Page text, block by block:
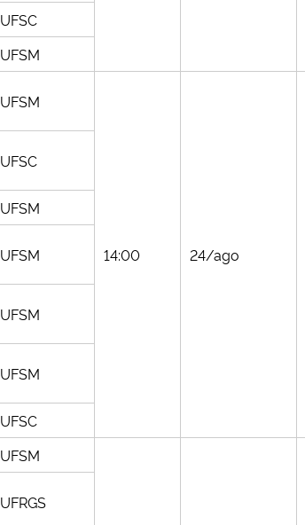
UFSC
UFSM
UFSM
14:00 24/ago
UFSC
UFSM
UFSM
UFSM
UFSM
UFSC
UFSM
UFRGS